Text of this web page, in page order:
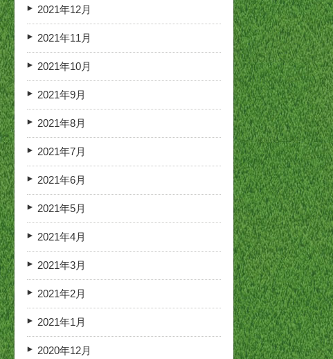
2021年12月
2021年11月
2021年10月
2021年9月
2021年8月
2021年7月
2021年6月
2021年5月
2021年4月
2021年3月
2021年2月
2021年1月
2020年12月